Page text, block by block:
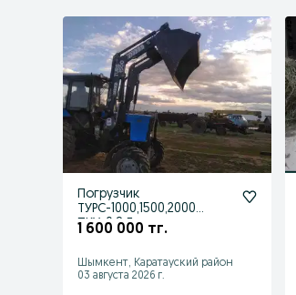
Погрузчик
ТУРС-1000,1500,2000
ПКУ-0.8 Год гарантия
1 600 000 тг.
Шымкент, Каратауский район
03 августа 2026 г.